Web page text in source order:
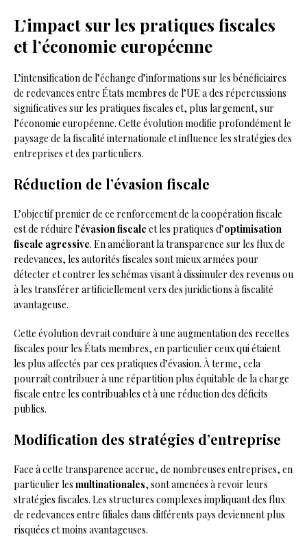
L’impact sur les pratiques fiscales
et l’économie européenne
L’intensification de l’échange d’informations sur les bénéficiaires
de redevances entre États membres de l’UE a des répercussions
significatives sur les pratiques fiscales et, plus largement, sur
l’économie européenne. Cette évolution modifie profondément le
paysage de la fiscalité internationale et influence les stratégies des
entreprises et des particuliers.
Réduction de l’évasion fiscale
L’objectif premier de ce renforcement de la coopération fiscale
est de réduire l’évasion fiscale et les pratiques d’optimisation
fiscale agressive. En améliorant la transparence sur les flux de
redevances, les autorités fiscales sont mieux armées pour
détecter et contrer les schémas visant à dissimuler des revenus ou
à les transférer artificiellement vers des juridictions à fiscalité
avantageuse.
Cette évolution devrait conduire à une augmentation des recettes
fiscales pour les États membres, en particulier ceux qui étaient
les plus affectés par ces pratiques d’évasion. À terme, cela
pourrait contribuer à une répartition plus équitable de la charge
fiscale entre les contribuables et à une réduction des déficits
publics.
Modification des stratégies d’entreprise
Face à cette transparence accrue, de nombreuses entreprises, en
particulier les multinationales, sont amenées à revoir leurs
stratégies fiscales. Les structures complexes impliquant des flux
de redevances entre filiales dans différents pays deviennent plus
risquées et moins avantageuses.